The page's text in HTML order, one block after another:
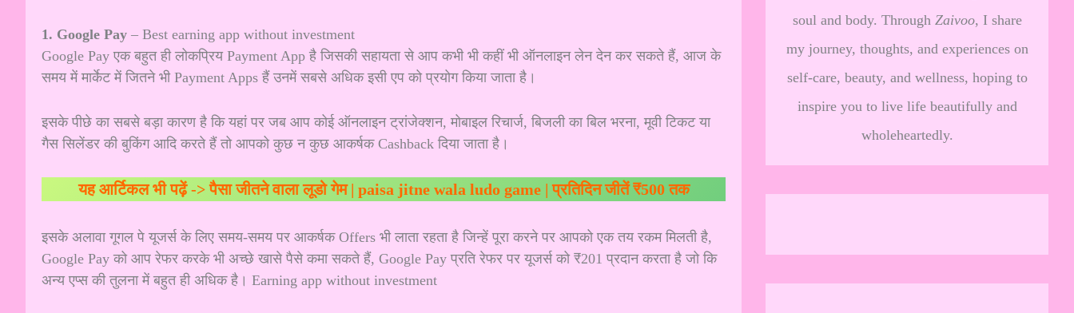
1. Google Pay – Best earning app without investment
Google Pay एक बहुत ही लोकप्रिय Payment App है जिसकी सहायता से आप कभी भी कहीं भी ऑनलाइन लेन देन कर सकते हैं, आज के
समय में मार्केट में जितने भी Payment Apps हैं उनमें सबसे अधिक इसी एप को प्रयोग किया जाता है।
इसके पीछे का सबसे बड़ा कारण है कि यहां पर जब आप कोई ऑनलाइन ट्रांजेक्शन, मोबाइल रिचार्ज, बिजली का बिल भरना, मूवी टिकट या
गैस सिलेंडर की बुकिंग आदि करते हैं तो आपको कुछ न कुछ आकर्षक Cashback दिया जाता है।
यह आर्टिकल भी पढ़ें ->पैसा जीतने वाला लूडो गेम | paisa jitne wala ludo game | प्रतिदिन जीतें ₹500 तक
इसके अलावा गूगल पे यूजर्स के लिए समय-समय पर आकर्षक Offers भी लाता रहता है जिन्हें पूरा करने पर आपको एक तय रकम मिलती है,
Google Pay को आप रेफर करके भी अच्छे खासे पैसे कमा सकते हैं, Google Pay प्रति रेफर पर यूजर्स को ₹201 प्रदान करता है जो कि
अन्य एप्स की तुलना में बहुत ही अधिक है। Earning app without investment
soul and body. Through Zaivoo, I share
my journey, thoughts, and experiences on
self-care, beauty, and wellness, hoping to
inspire you to live life beautifully and
wholeheartedly.